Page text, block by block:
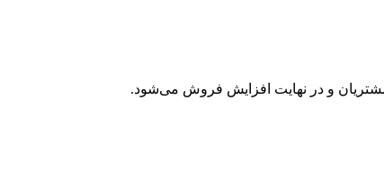
و در نهایت افزایش فروش می‌شود.